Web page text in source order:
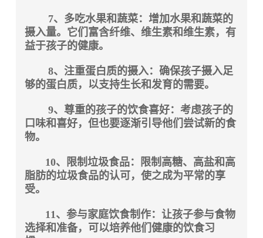
7、多吃水果和蔬菜：增加水果和蔬菜的
摄入量。它们富含纤维、维生素和维生素，有
益于孩子的健康。
8、注重蛋白质的摄入：确保孩子摄入足
够的蛋白质，以支持生长和发育的需要。
9、尊重的孩子的饮食喜好：考虑孩子的
口味和喜好，但也要逐渐引导他们尝试新的食
物。
10、限制垃圾食品：限制高糖、高盐和高
脂肪的垃圾食品的认可，使之成为平常的享
受。
11、参与家庭饮食制作：让孩子参与食物
选择和准备，可以培养他们健康的饮食习